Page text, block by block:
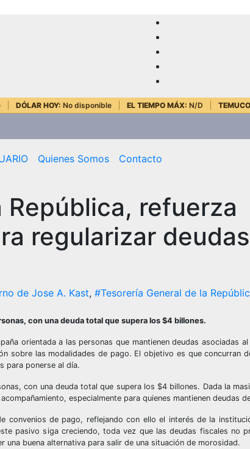
DÓLAR HOY: No disponible EL TIEMPO MÁX: N/D
Quienes Somos Contacto
República, refuerza
regularizar
de Jose A. Kast, #Tesorería General de la
con una deuda total que supera los $4 billones.
orientada a las personas que mantienen deudas asociadas
sobre las modalidades de pago. El objetivo es que concurran
para ponerse al día.
con una deuda total que supera los $4 billones. Dada la
especialmente para quienes mantienen deudas
convenios de pago, reflejando con ello el interés de la
pasivo siga creciendo, toda vez que las deudas fiscales no
buena alternativa para salir de una situación de morosidad.